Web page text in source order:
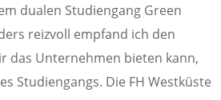
dualen Studiengang Green
reizvoll empfand ich den
das Unternehmen bieten kann,
Studiengangs. Die FH Westküste